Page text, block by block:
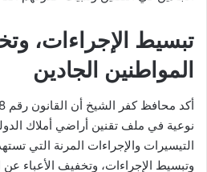
تبسيط الإجراءات،
المواطنين الجادين
نوعية في ملف تقنين أراضي أملاك
التيسيرات والإجراءات المرنة التي
وتبسيط الإجراءات، وتخفيف الأعباء عن